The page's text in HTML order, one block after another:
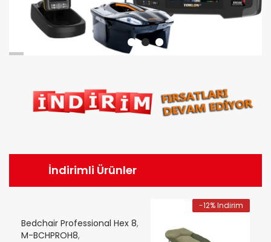
İndirimli Ürünler
-12% Indirim
Bedchair Professional Hex 8,
M-BCHPROH8,